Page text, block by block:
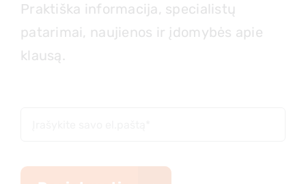
Praktiška informacija, specialistų
patarimai, naujienos ir įdomybės apie
klausą.